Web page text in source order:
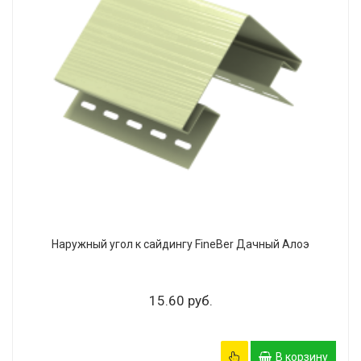
Наружный угол к сайдингу FineBer Дачный Алоэ
15.60 руб.
В корзину